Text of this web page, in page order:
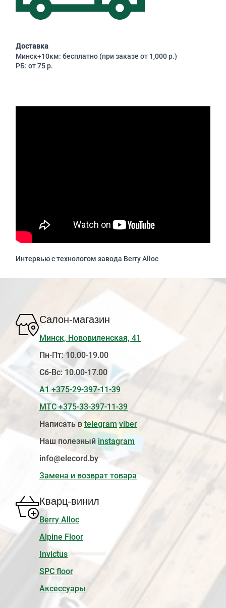
Доставка
Минск+10км: бесплатно (при заказе от 1,000 р.)
РБ: от 75 р.
Интервью с технологом завода Berry Alloc
Салон-магазин
Минск, Нововиленская, 41
Пн-Пт: 10.00-19.00
Сб-Вс: 10.00-17.00
А1 +375-29-397-11-39
МТС +375-33-397-11-39
Написать в telegram viber
Наш полезный instagram
info@elecord.by
Замена и возврат товара
Кварц-винил
Berry Alloc
Alpine Floor
Invictus
SPC floor
Аксессуары